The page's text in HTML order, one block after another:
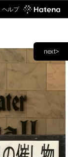
ヘルプ
next>